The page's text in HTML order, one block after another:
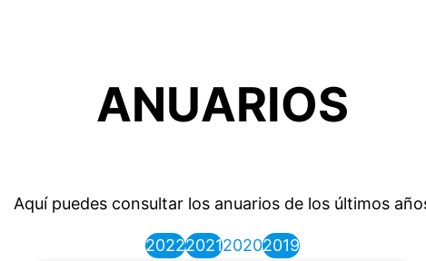
ANUARIOS
Aquí puedes consultar los anuarios de los últimos
2022202120202019